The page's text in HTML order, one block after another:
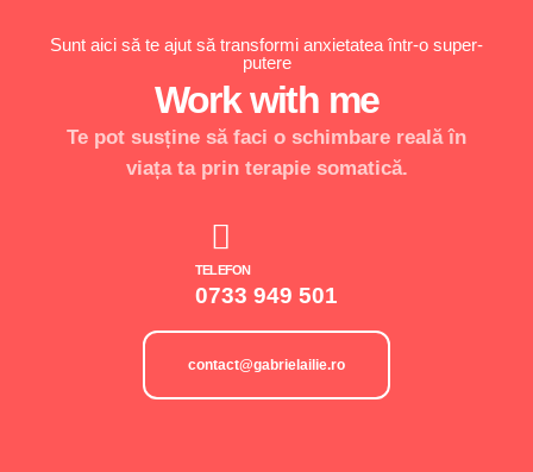
Sunt aici să te ajut să transformi anxietatea într-o super-
putere
Work with me
Te pot susține să faci o schimbare reală în
viața ta prin terapie somatică.
TELEFON
0733 949 501
contact@gabrielailie.ro